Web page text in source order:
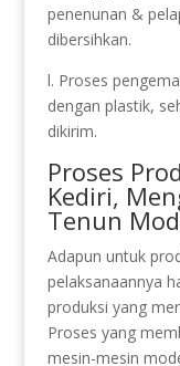
penenunan &
dibersihkan.
l. Proses
dengan plastik,
dikirim.
Proses
Kediri,
Tenun
Adapun untuk
pelaksanaannya
produksi yang
Proses yang
mesin-mesin